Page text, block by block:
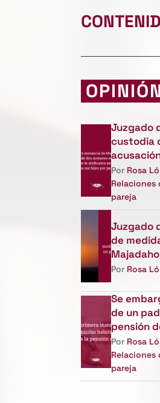
Juzgado
custodia
Por Rosa
pareja
Juzgado
de
Por Rosa
Se
de un
pensión
Por Rosa
pareja